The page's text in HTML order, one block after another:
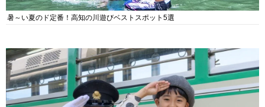
暑～い夏のド定番！高知の川遊びベストスポット5選